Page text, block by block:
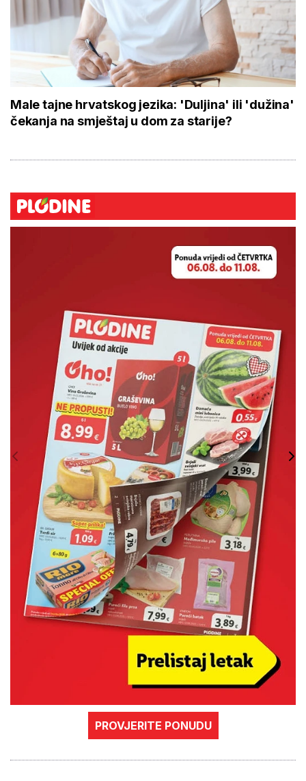
Male tajne hrvatskog jezika: 'Duljina' ili 'dužina'
čekanja na smještaj u dom za starije?
PROVJERITE PONUDU